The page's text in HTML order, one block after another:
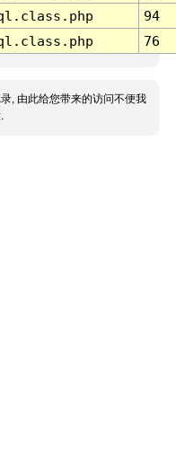
94
76
, 由此给您带来的访问不便我